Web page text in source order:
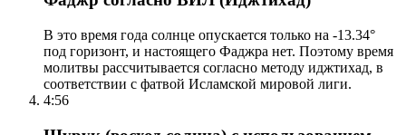
В это время года солнце опускается только на -13.34°
под горизонт, и настоящего Фаджра нет. Поэтому время
молитвы рассчитывается согласно методу иджтихад, в
соответствии с фатвой Исламской мировой лиги.
4:56